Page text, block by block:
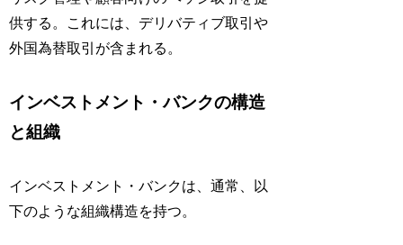
供する。これには、デリバティブ取引や
外国為替取引が含まれる。
インベストメント・バンクの構造
と組織
インベストメント・バンクは、通常、以
下のような組織構造を持つ。